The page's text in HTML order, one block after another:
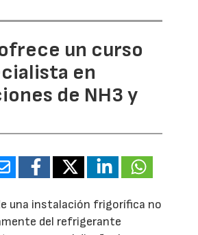
un curso
en
de NH3 y
una instalación frigorífica no
del refrigerante